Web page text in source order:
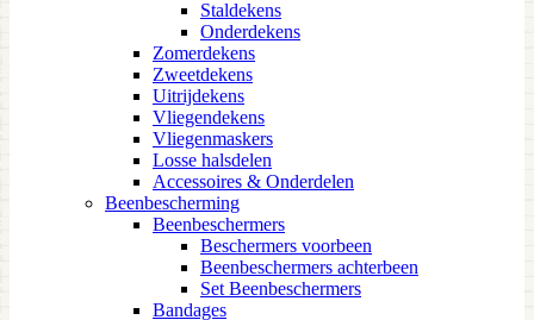
Staldekens
Onderdekens
Zomerdekens
Zweetdekens
Uitrijdekens
Vliegendekens
Vliegenmaskers
Losse halsdelen
Accessoires & Onderdelen
Beenbescherming
Beenbeschermers
Beschermers voorbeen
Beenbeschermers achterbeen
Set Beenbeschermers
Bandages